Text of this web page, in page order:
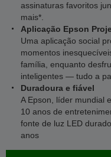
assinaturas favoritos
mais*.
Aplicação Epson
Uma aplicação social
momentos
família, enquanto
inteligentes — tudo a
Duradoura e fiável
A Epson, líder mundial
10 anos de
fonte de luz LED
anos